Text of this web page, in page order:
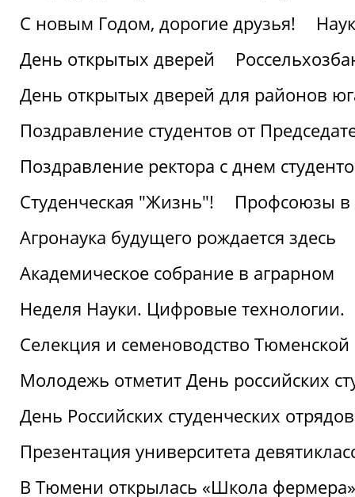
С новым Годом, дорогие друзья!
День открытых дверей
День открытых дверей для районов
Поздравление студентов от
Поздравление ректора с днем
Студенческая "Жизнь"!
Профсоюзы в
Агронаука будущего рождается здесь
Академическое собрание в аграрном
Неделя Науки. Цифровые технологии.
Селекция и семеноводство Тюменской
Молодежь отметит День российских
День Российских студенческих
Презентация университета
В Тюмени открылась «Школа фермера»